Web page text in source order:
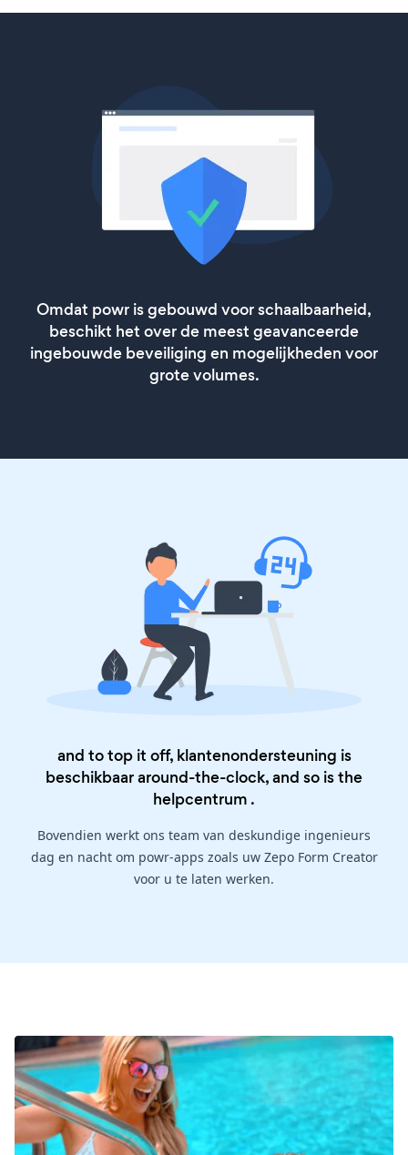
Omdat powr is gebouwd voor schaalbaarheid,
beschikt het over de meest geavanceerde
ingebouwde beveiliging en mogelijkheden voor
grote volumes.
and to top it off, klantenondersteuning is
beschikbaar around-the-clock, and so is the
helpcentrum .
Bovendien werkt ons team van deskundige ingenieurs
dag en nacht om powr-apps zoals uw Zepo Form Creator
voor u te laten werken.